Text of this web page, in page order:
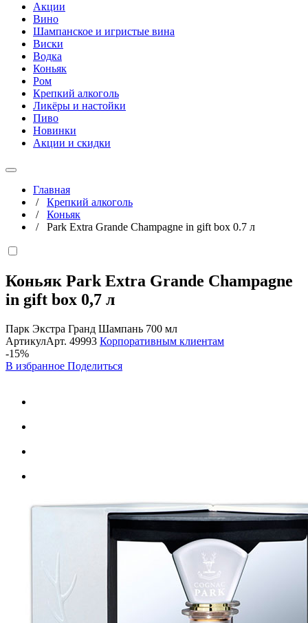
Акции
Вино
Шампанское и игристые вина
Виски
Водка
Коньяк
Ром
Крепкий алкоголь
Ликёры и настойки
Пиво
Новинки
Акции и скидки
Главная
/ Крепкий алкоголь
/ Коньяк
/ Park Extra Grande Champagne in gift box 0.7 л
Коньяк Park Extra Grande Champagne
in gift box 0,7 л
Парк Экстра Гранд Шампань 700 мл
АртикулАрт. 49993 Корпоративным клиентам
-15%
В избранное Поделиться